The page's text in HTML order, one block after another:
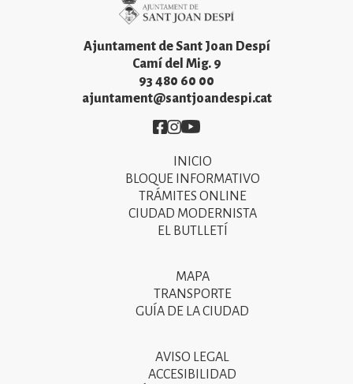
Ajuntament de Sant Joan Despí
Camí del Mig. 9
93 480 60 00
ajuntament@santjoandespi.cat
Imatge
Imatge
Imatge
INICIO
BLOQUE INFORMATIVO
TRÁMITES ONLINE
CIUDAD MODERNISTA
EL BUTLLETÍ
MAPA
TRANSPORTE
GUÍA DE LA CIUDAD
AVISO LEGAL
ACCESIBILIDAD